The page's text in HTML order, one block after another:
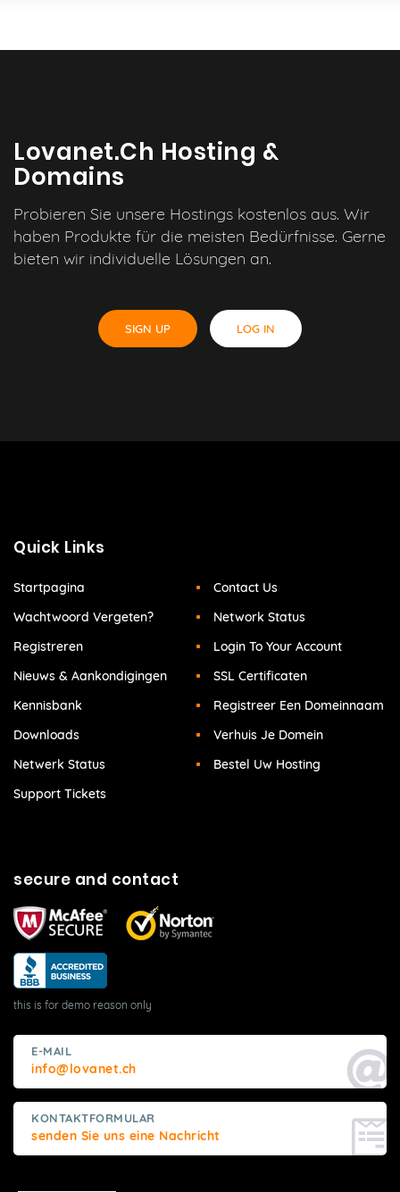
Lovanet.ch Hosting &
Domains
Probieren Sie unsere Hostings kostenlos aus. Wir
haben Produkte für die meisten Bedürfnisse. Gerne
bieten wir individuelle Lösungen an.
SIGN UP LOG IN
Quick Links
Startpagina
Wachtwoord Vergeten?
Registreren
Nieuws & Aankondigingen
Kennisbank
Downloads
Netwerk Status
Support Tickets
Contact Us
Network Status
Login To Your Account
SSL Certificaten
Registreer Een Domeinnaam
Verhuis Je Domein
Bestel Uw Hosting
secure and contact
this is for demo reason only
E-MAIL
info@lovanet.ch
KONTAKTFORMULAR
senden Sie uns eine Nachricht